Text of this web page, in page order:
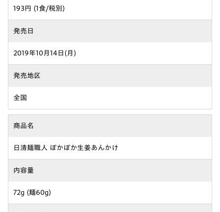
193円 (1食/税別)
発売日
2019年10月14日(月)
発売地区
全国
商品名
日清麺職人 ぽかぽか生姜あんかけ
内容量
72g (麺60g)